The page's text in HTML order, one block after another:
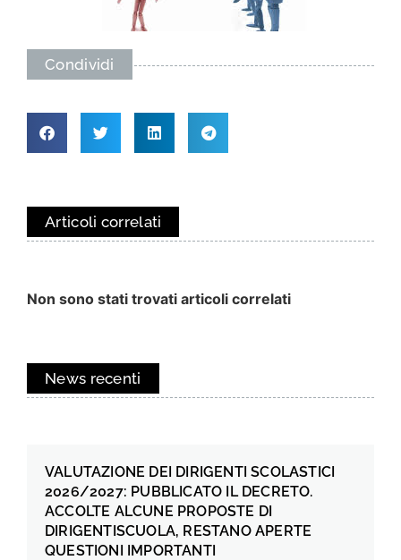
Condividi
Articoli correlati
Non sono stati trovati articoli correlati
News recenti
VALUTAZIONE DEI DIRIGENTI SCOLASTICI
2026/2027: PUBBLICATO IL DECRETO.
ACCOLTE ALCUNE PROPOSTE DI
DIRIGENTISCUOLA, RESTANO APERTE
QUESTIONI IMPORTANTI